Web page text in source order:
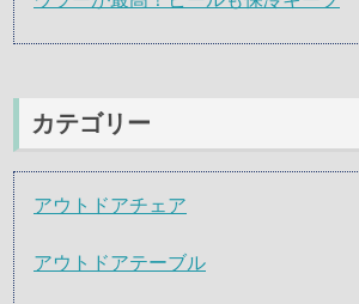
カテゴリー
アウトドアチェア
アウトドアテーブル